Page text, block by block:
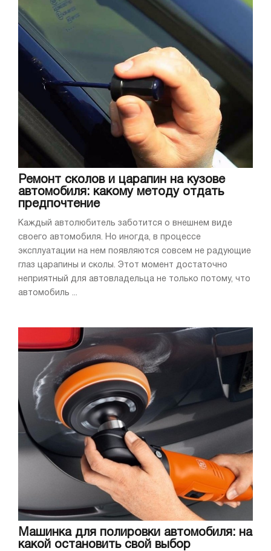
Ремонт сколов и царапин на кузове
автомобиля: какому методу отдать
предпочтение
Каждый автолюбитель заботится о внешнем виде
своего автомобиля. Но иногда, в процессе
эксплуатации на нем появляются совсем не радующие
глаз царапины и сколы. Этот момент достаточно
неприятный для автовладельца не только потому, что
автомобиль ...
Машинка для полировки автомобиля: на
какой остановить свой выбор